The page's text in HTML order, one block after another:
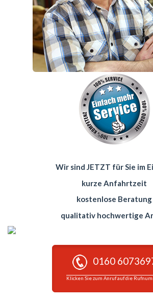
Wir sind JETZT für Sie im
kurze Anfahrtzeit
kostenlose Beratung
qualitativ hochwertige
0160
Klicken Sie zum Anruf auf die